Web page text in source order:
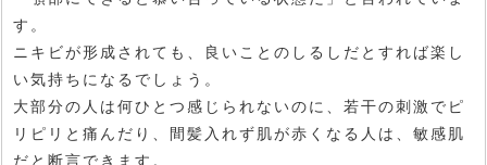
す。
ニキビが形成されても、良いことのしるしだとすれば楽し
い気持ちになるでしょう。
大部分の人は何ひとつ感じられないのに、若干の刺激でピ
リピリと痛んだり、間髪入れず肌が赤くなる人は、敏感肌
だと断言できます。